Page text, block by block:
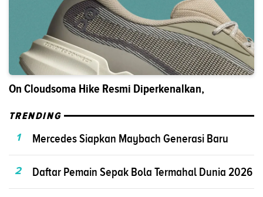
On Cloudsoma Hike Resmi Diperkenalkan,
TRENDING
1
Mercedes Siapkan Maybach Generasi Baru
2 Daftar Pemain Sepak Bola Termahal Dunia 2026